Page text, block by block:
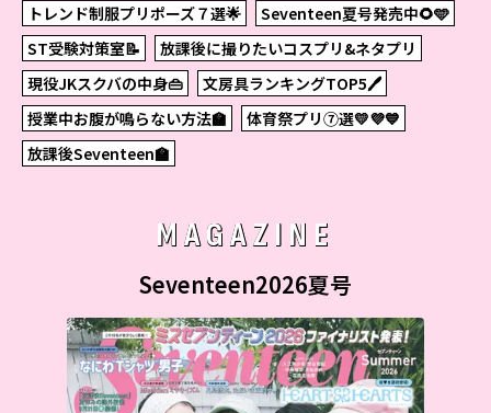
トレンド制服プリポーズ７選🌟
Seventeen夏号発売中🌻🩵
ST受験対策室📝
放課後に撮りたいコスプリ&ネタプリ
現役JKスクバの中身👜
文房具ランキングTOP5🖊
授業中お腹が鳴らない方法🏫
体育祭プリ⑦選💛💜💙
放課後Seventeen🏫
MAGAZINE
Seventeen2026夏号